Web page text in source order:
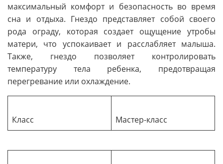
максимальный комфорт и безопасность во время
сна и отдыха. Гнездо представляет собой своего
рода ограду, которая создает ощущение утробы
матери, что успокаивает и расслабляет малыша.
Также, гнездо позволяет контролировать
температуру тела ребенка, предотвращая
перегревание или охлаждение.
Класс Мастер-класс